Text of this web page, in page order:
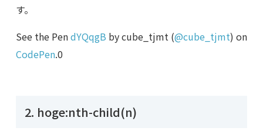
す。
See the PendYQqgB by cube_tjmt (@cube_tjmt) on
CodePen.0
2. hoge:nth-child(n)